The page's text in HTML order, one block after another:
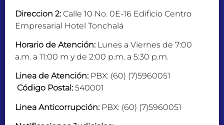
Direccion 2: Calle 10 No. 0E-16 Edificio Centro
Empresarial Hotel Tonchalá
Horario de Atención: Lunes a Viernes de 7:00
a.m. a 11:00 m y de 2:00 p.m. a 5:30 p.m.
Linea de Atención: PBX: (60) (7)5960051
Código Postal: 540001
Linea Anticorrupción: PBX: (60) (7)5960051